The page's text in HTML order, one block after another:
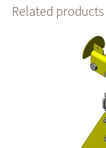
Related products